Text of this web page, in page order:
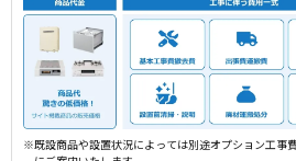
※既設商品や設置状況によっては別途オプション工事